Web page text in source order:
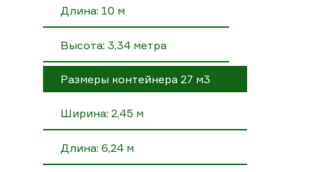
Длина: 10 м
Высота: 3,34 метра
Размеры контейнера 27 м3
Ширина: 2,45 м
Длина: 6,24 м